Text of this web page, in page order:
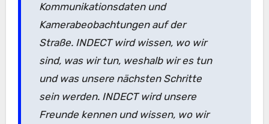
Kommunikationsdaten und
Kamerabeobachtungen auf der
Straße. INDECT wird wissen, wo wir
sind, was wir tun, weshalb wir es tun
und was unsere nächsten Schritte
sein werden. INDECT wird unsere
Freunde kennen und wissen, wo wir